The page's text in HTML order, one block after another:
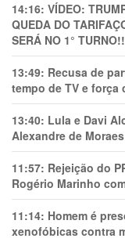
14:16: VÍDEO:
QUEDA DO
SERÁ NO 1° TURNO!!
13:49: Recusa de
tempo de TV e força
13:40: Lula e Davi
Alexandre de
11:57: Rejeição do
Rogério Marinho
11:14: Homem é
xenofóbicas contra